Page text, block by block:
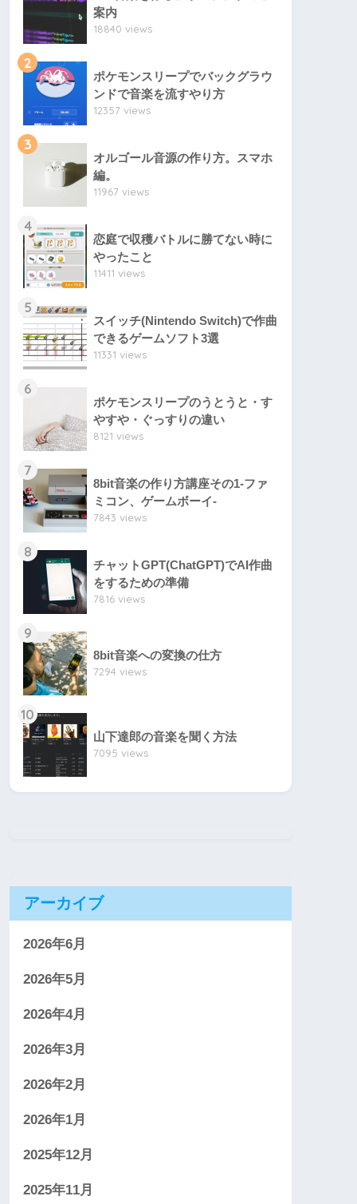
案内
18840 views
2
ポケモンスリープでバックグラウ
ンドで音楽を流すやり方
12357 views
3
オルゴール音源の作り方。スマホ
編。
11967 views
4
恋庭で収穫バトルに勝てない時に
やったこと
11411 views
5
スイッチ(Nintendo Switch)で作曲
できるゲームソフト3選
11331 views
6
ポケモンスリープのうとうと・す
やすや・ぐっすりの違い
8121 views
7
8bit音楽の作り方講座その1-ファ
ミコン、ゲームボーイ-
7843 views
8
チャットGPT(ChatGPT)でAI作曲
をするための準備
7816 views
9
8bit音楽への変換の仕方
7294 views
10
山下達郎の音楽を聞く方法
7095 views
アーカイブ
2026年6月
2026年5月
2026年4月
2026年3月
2026年2月
2026年1月
2025年12月
2025年11月